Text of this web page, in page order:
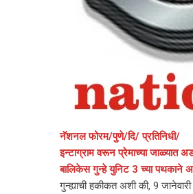
नॅशनल फोरम/पुणे/दि/ प्रतिनिधी/
इन्टाग्राम वरून प्रेमाच्या जाळ्यात
बालिकेस गुन्हे युनिट 3 च्या पथकाने
गुन्ह्याची हकीकत अशी की, 9